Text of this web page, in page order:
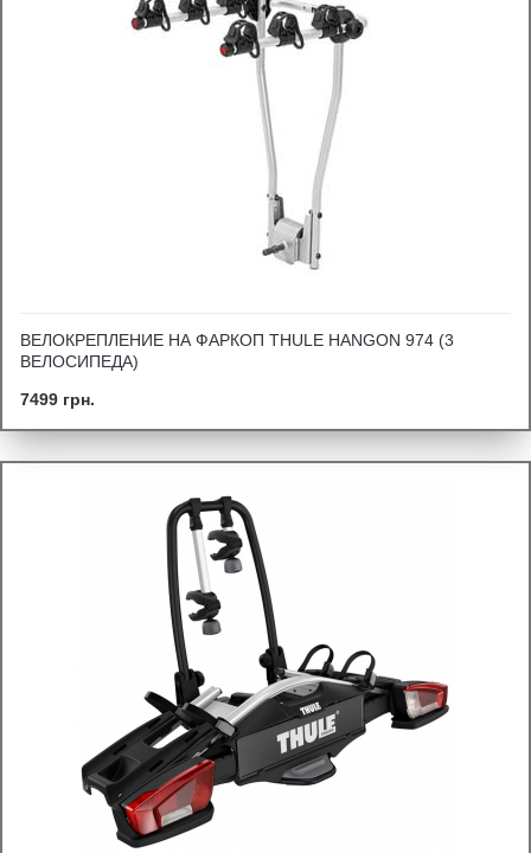
ВЕЛОКРЕПЛЕНИЕ НА ФАРКОП THULE HANGON 974 (3
ВЕЛОСИПЕДА)
7499 грн.